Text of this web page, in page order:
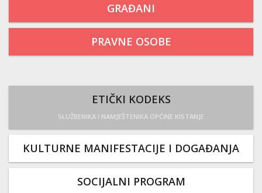
GRAĐANI
PRAVNE OSOBE
ETIČKI KODEKS
SLUŽBENIKA I NAMJEŠTENIKA OPĆINE KISTANJE
KULTURNE MANIFESTACIJE I DOGAĐANJA
SOCIJALNI PROGRAM